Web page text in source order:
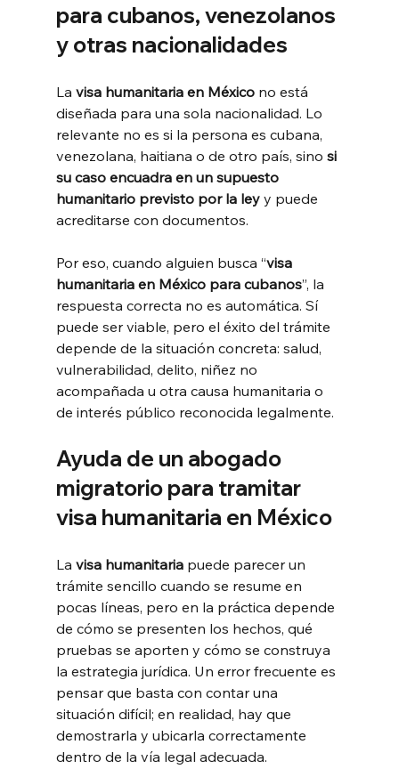
para cubanos, venezolanos
y otras nacionalidades
La visa humanitaria en México no está
diseñada para una sola nacionalidad. Lo
relevante no es si la persona es cubana,
venezolana, haitiana o de otro país, sino si
su caso encuadra en un supuesto
humanitario previsto por la ley y puede
acreditarse con documentos.
Por eso, cuando alguien busca “visa
humanitaria en México para cubanos”, la
respuesta correcta no es automática. Sí
puede ser viable, pero el éxito del trámite
depende de la situación concreta: salud,
vulnerabilidad, delito, niñez no
acompañada u otra causa humanitaria o
de interés público reconocida legalmente.
Ayuda de un abogado
migratorio para tramitar
visa humanitaria en México
La visa humanitaria puede parecer un
trámite sencillo cuando se resume en
pocas líneas, pero en la práctica depende
de cómo se presenten los hechos, qué
pruebas se aporten y cómo se construya
la estrategia jurídica. Un error frecuente es
pensar que basta con contar una
situación difícil; en realidad, hay que
demostrarla y ubicarla correctamente
dentro de la vía legal adecuada.